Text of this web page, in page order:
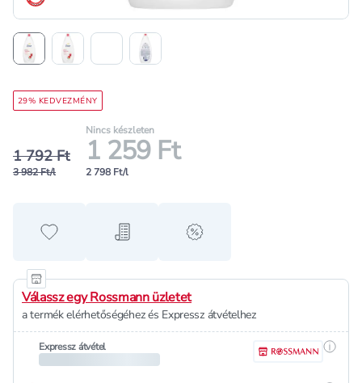
29% KEDVEZMÉNY
1 792 Ft
3 982 Ft/l
Nincs készleten
1 259 Ft
2 798 Ft/l
Hozzáadás a kedvencekhez
Hozzáadás a bevásárló listához
alert when on sale
Válassz egy Rossmann üzletet
a termék elérhetőségéhez és Expressz átvételhez
Expressz átvétel